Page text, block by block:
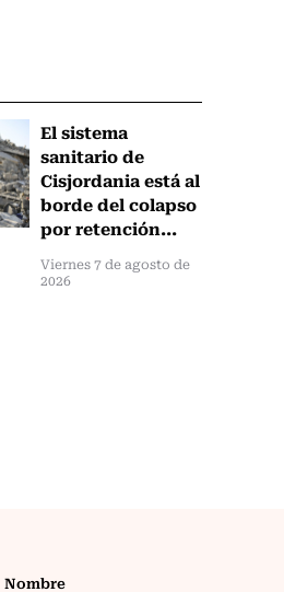
El sistema
sanitario de
Cisjordania está al
borde del colapso
por retención...
Viernes 7 de agosto de
2026